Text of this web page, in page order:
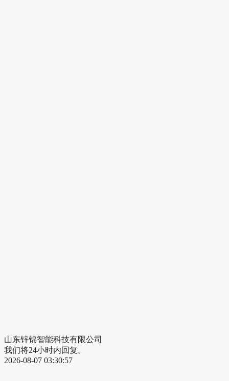
山东锌锦智能科技有限公司
我们将24小时内回复。
2026-08-07 03:30:57